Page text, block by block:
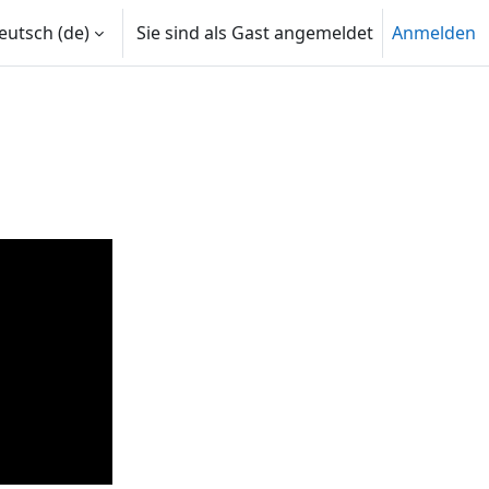
‎(de)‎ Sie sind als Gast angemeldet Anmelden